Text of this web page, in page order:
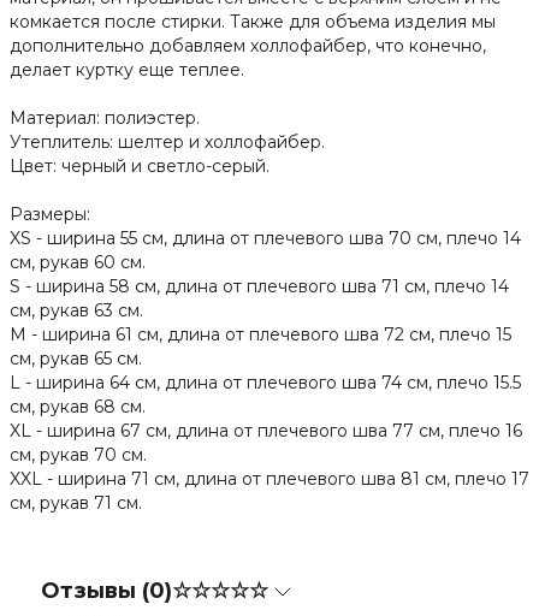
комкается после стирки. Также для объема изделия мы
дополнительно добавляем холлофайбер, что конечно,
делает куртку еще теплее.
Материал: полиэстер.
Утеплитель: шелтер и холлофайбер.
Цвет: черный и светло-серый.
Размеры:
XS - ширина 55 см, длина от плечевого шва 70 см, плечо 14
см, рукав 60 см.
S - ширина 58 см, длина от плечевого шва 71 см, плечо 14
см, рукав 63 см.
M - ширина 61 см, длина от плечевого шва 72 см, плечо 15
см, рукав 65 см.
L - ширина 64 см, длина от плечевого шва 74 см, плечо 15.5
см, рукав 68 см.
XL - ширина 67 см, длина от плечевого шва 77 см, плечо 16
см, рукав 70 см.
XXL - ширина 71 см, длина от плечевого шва 81 см, плечо 17
см, рукав 71 см.
Отзывы (0)☆☆☆☆☆